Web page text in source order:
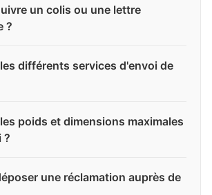
un colis ou une lettre
?
différents services d'envoi de
poids et dimensions maximales
?
une réclamation auprès de